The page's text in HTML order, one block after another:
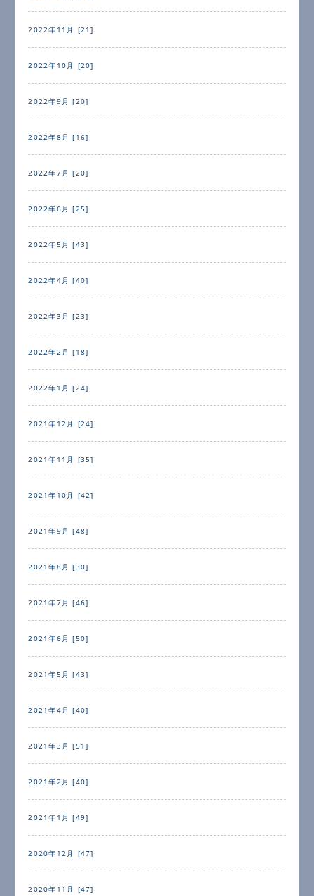
2022年11月 [21]
2022年10月 [20]
2022年9月 [20]
2022年8月 [16]
2022年7月 [20]
2022年6月 [25]
2022年5月 [43]
2022年4月 [40]
2022年3月 [23]
2022年2月 [18]
2022年1月 [24]
2021年12月 [24]
2021年11月 [35]
2021年10月 [42]
2021年9月 [48]
2021年8月 [30]
2021年7月 [46]
2021年6月 [50]
2021年5月 [43]
2021年4月 [40]
2021年3月 [51]
2021年2月 [40]
2021年1月 [49]
2020年12月 [47]
2020年11月 [47]